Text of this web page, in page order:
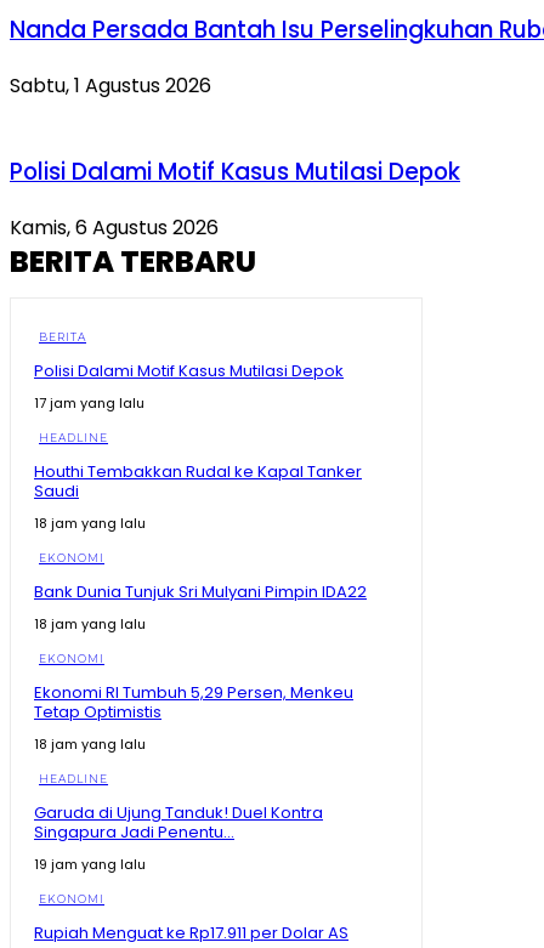
Nanda Persada Bantah Isu Perselingkuhan
Sabtu, 1 Agustus 2026
Polisi Dalami Motif Kasus Mutilasi Depok
Kamis, 6 Agustus 2026
BERITA TERBARU
BERITA
Polisi Dalami Motif Kasus Mutilasi Depok
17 jam yang lalu
HEADLINE
Houthi Tembakkan Rudal ke Kapal Tanker
Saudi
18 jam yang lalu
EKONOMI
Bank Dunia Tunjuk Sri Mulyani Pimpin IDA22
18 jam yang lalu
EKONOMI
Ekonomi RI Tumbuh 5,29 Persen, Menkeu
Tetap Optimistis
18 jam yang lalu
HEADLINE
Garuda di Ujung Tanduk! Duel Kontra
Singapura Jadi Penentu...
19 jam yang lalu
EKONOMI
Rupiah Menguat ke Rp17.911 per Dolar AS